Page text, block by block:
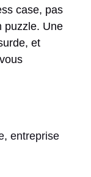
case, pas
puzzle. Une
et
, entreprise